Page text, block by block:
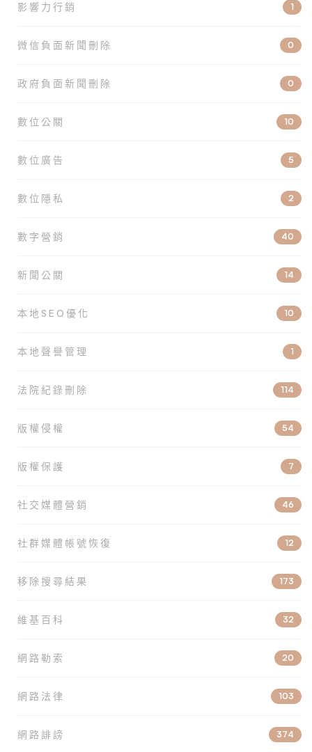
影響力行銷 1
微信負面新聞刪除 0
政府負面新聞刪除 0
數位公關 10
數位廣告 5
數位隱私 2
數字營銷 40
新聞公關 14
本地SEO優化 10
本地聲譽管理 1
法院紀錄刪除 114
版權侵權 54
版權保護 7
社交媒體營銷 46
社群媒體帳號恢復 12
移除搜尋結果 173
維基百科 32
網路勒索 20
網路法律 103
網路誹謗 374